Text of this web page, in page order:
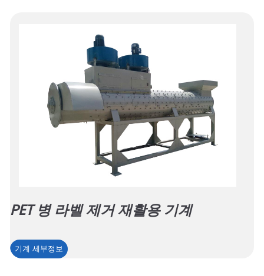
PET 병 라벨 제거 재활용 기계
기계 세부정보 PET